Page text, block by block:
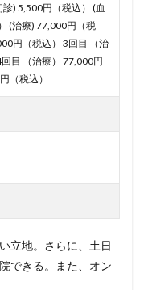
) 5,500円（税込） (血
(治療) 77,000円（税
円（税込） 3回目 （治
目 （治療） 77,000円
（税込）
立地。さらに、土日
できる。また、オン